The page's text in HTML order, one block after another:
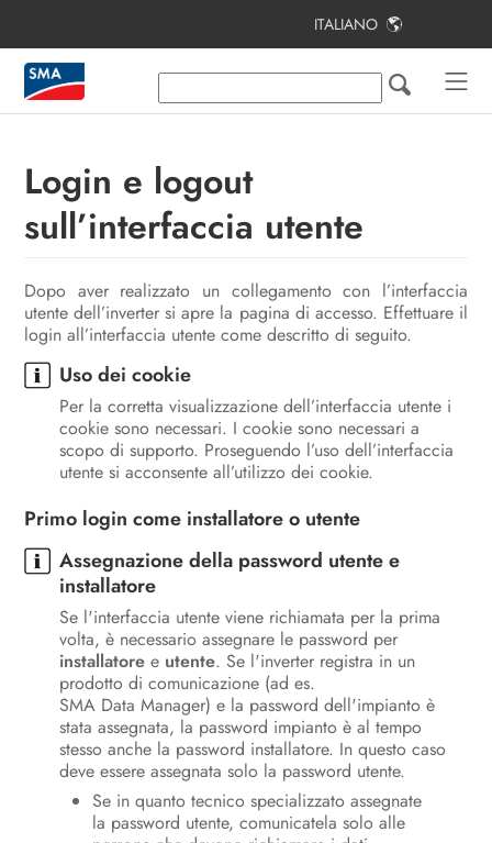
ITALIANO
Login e logout
sull’interfaccia utente
Dopo aver realizzato un collegamento con l’interfaccia
utente dell’inverter si apre la pagina di accesso. Effettuare il
login all’interfaccia utente come descritto di seguito.
Uso dei cookie
Per la corretta visualizzazione dell’interfaccia utente i
cookie sono necessari. I cookie sono necessari a
scopo di supporto. Proseguendo l’uso dell’interfaccia
utente si acconsente all’utilizzo dei cookie.
Primo login come installatore o utente
Assegnazione della password utente e
installatore
Se l'interfaccia utente viene richiamata per la prima
volta, è necessario assegnare le password per
installatore e utente. Se l'inverter registra in un
prodotto di comunicazione (ad es.
SMA Data Manager) e la password dell'impianto è
stata assegnata, la password impianto è al tempo
stesso anche la password installatore. In questo caso
deve essere assegnata solo la password utente.
Se in quanto tecnico specializzato assegnate
la password utente, comunicatela solo alle
Indice
Note relative al presente documento
Contenuto della fornitura
Ulteriori materiali e strumenti
Panoramica del prodotto
Montaggio e preparazione al
collegamento
Collegamento elettrico
Messa in servizio
Uso
Disinserzione dell’inverter
Pulizia del prodotto
Ricerca degli errori
Messa fuori servizio dell’inverter
Procedura alla ricezione di un
apparecchio sostitutivo
Dati tecnici